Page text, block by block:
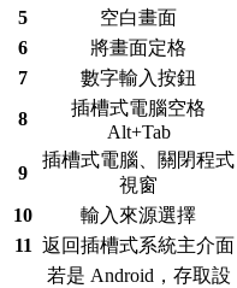
5
空白畫面
6
將畫面定格
7
數字輸入按鈕
8
插槽式電腦空格
Alt+Tab
9
插槽式電腦、關閉程式
視窗
10
輸入來源選擇
11 返回插槽式系統主介面
若是 Android，存取設